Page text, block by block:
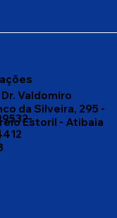
Dr. Valdomiro
da Silveira, 295 -
Estoril - Atibaia